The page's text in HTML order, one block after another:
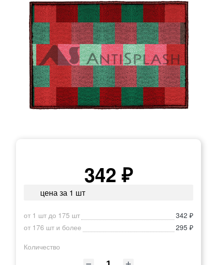
342 ₽
цена за 1 шт
от 1 шт до 175 шт
342 ₽
от 176 шт и более
295 ₽
Количество